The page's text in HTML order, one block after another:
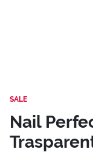
SALE
Nail